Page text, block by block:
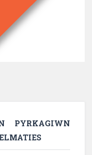
PYRKAGIWN